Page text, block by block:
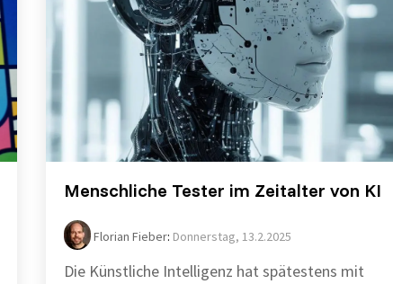
Menschliche Tester im Zeitalter von KI
Florian Fieber: Donnerstag, 13.2.2025
Die Künstliche Intelligenz hat spätestens mit